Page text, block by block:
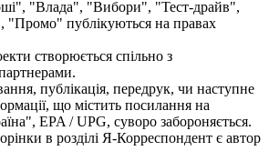
"Влада", "Вибори", "Тест-драйв",
"Промо" публікуються на правах
створюється спільно з
публікація, передрук, чи наступне
що містить посилання на
EPA / UPG, суворо забороняється.
в розділі Я-Корреспондент є автор